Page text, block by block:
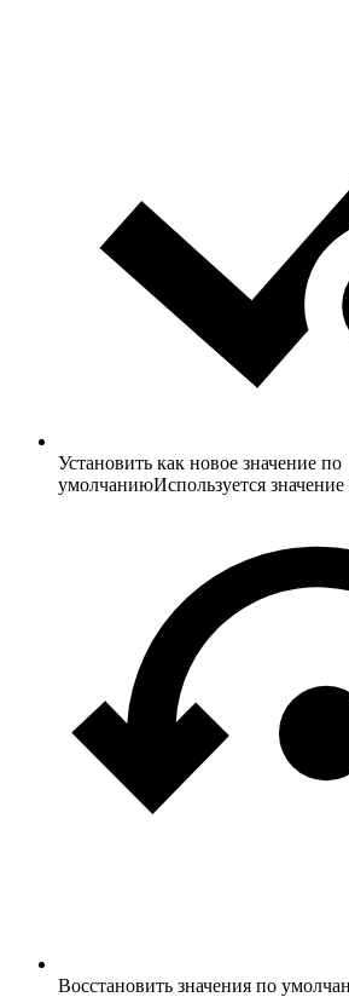
Установить как новое значение по
умолчаниюИспользуется
Восстановить значения по